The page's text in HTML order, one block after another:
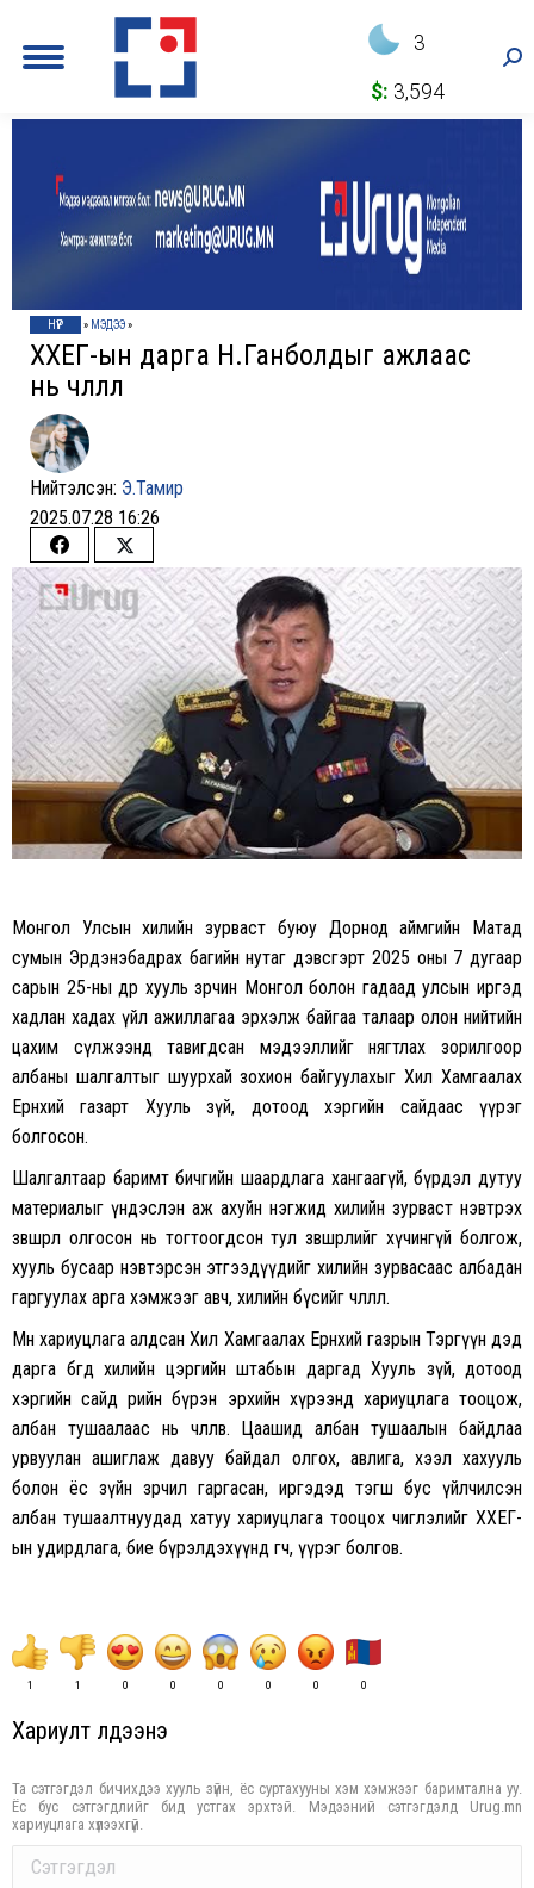
3
$: 3,594
НҮҮР » МЭДЭЭ»
ХХЕГ-ын дарга Н.Ганболдыг ажлаас
нь чөлөөллөө
Нийтэлсэн: Э.Тамир
2025.07.28 16:26
Share
on
Facebook
Share
on
Twitter
Монгол Улсын хилийн зурваст буюу Дорнод аймгийн Матад
сумын Эрдэнэбадрах багийн нутаг дэвсгэрт 2025 оны 7 дугаар
сарын 25-ны өдөр хууль зөрчин Монгол болон гадаад улсын иргэд
хадлан хадах үйл ажиллагаа эрхэлж байгаа талаар олон нийтийн
цахим сүлжээнд тавигдсан мэдээллийг нягтлах зорилгоор
албаны шалгалтыг шуурхай зохион байгуулахыг Хил Хамгаалах
Ерөнхий газарт Хууль зүй, дотоод хэргийн сайдаас үүрэг
болгосон.
Шалгалтаар баримт бичгийн шаардлага хангаагүй, бүрдэл дутуу
материалыг үндэслэн аж ахуйн нэгжид хилийн зурваст нэвтрэх
зөвшөөрөл олгосон нь тогтоогдсон тул зөвшөөрлийг хүчингүй болгож,
хууль бусаар нэвтэрсэн этгээдүүдийг хилийн зурвасаас албадан
гаргуулах арга хэмжээг авч, хилийн бүсийг чөлөөллөө.
Мөн хариуцлага алдсан Хил Хамгаалах Ерөнхий газрын Тэргүүн дэд
дарга бөгөөд хилийн цэргийн штабын даргад Хууль зүй, дотоод
хэргийн сайд өөрийн бүрэн эрхийн хүрээнд хариуцлага тооцож,
албан тушаалаас нь чөлөөлөв. Цаашид албан тушаалын байдлаа
урвуулан ашиглаж давуу байдал олгох, авлига, хээл хахууль
болон ёс зүйн зөрчил гаргасан, иргэдэд тэгш бус үйлчилсэн
албан тушаалтнуудад хатуу хариуцлага тооцох чиглэлийг ХХЕГ-
ын удирдлага, бие бүрэлдэхүүнд өгч, үүрэг болгов.
1 1 0 0 0 0 0 0
Хариулт үлдээнэ үү
Та сэтгэгдэл бичихдээ хууль зүйн, ёс суртахууны хэм хэмжээг баримтална уу.
Ёс бус сэтгэгдлийг бид устгах эрхтэй. Мэдээний сэтгэгдэлд Urug.mn
хариуцлага хүлээхгүй.
Comment